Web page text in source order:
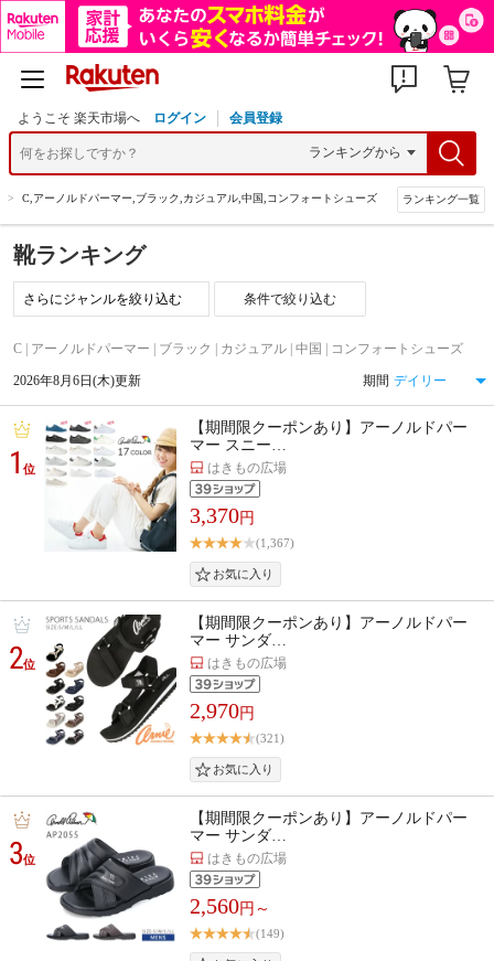
ようこそ 楽天市場へ ログイン 会員登録
> C,アーノルドパーマー,ブラック,カジュアル,中国,コンフォートシューズ ランキング一覧
靴ランキング
条件で絞り込む
C | アーノルドパーマー | ブラック | カジュアル | 中国 | コンフォートシューズ
2026年8月6日(木)更新 期間
1位
【期間限クーポンあり】アーノルドパー
マー スニー…
はきもの広場
3,370円
(1,367)
2位
【期間限クーポンあり】アーノルドパー
マー サンダ…
はきもの広場
2,970円
(321)
3位
【期間限クーポンあり】アーノルドパー
マー サンダ…
はきもの広場
2,560円～
(149)